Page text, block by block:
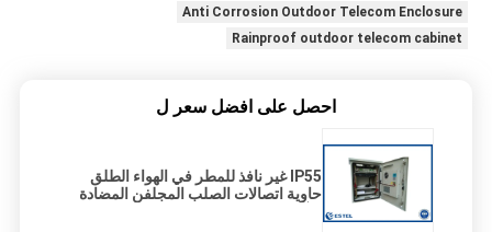
Anti Corrosion Outdoor Telecom Enclosure
Rainproof outdoor telecom cabinet
احصل على افضل سعر ل
IP55 غير نافذ للمطر في الهواء الطلق
حاوية اتصالات الصلب المجلفن المضادة